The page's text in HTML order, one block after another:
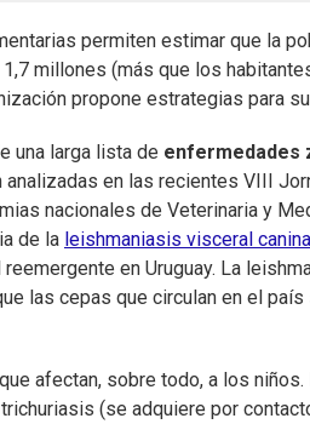
permiten estimar que la
millones (más que los
propone estrategias para
una larga lista de enfermedades
en las recientes VIII
nacionales de Veterinaria y
de la leishmaniasis visceral canina
en Uruguay. La
las cepas que circulan en el
afectan, sobre todo, a los
(se adquiere por